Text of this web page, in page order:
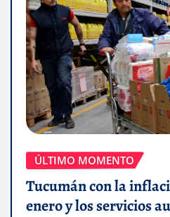
ÚLTIMO MOMENTO
Tucumán con la
enero y los servicios